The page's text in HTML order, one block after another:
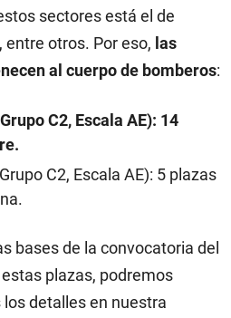
sectores está el de
, entre otros. Por eso, las
al cuerpo de bomberos:
C2, Escala AE): 14
C2, Escala AE): 5 plazas
bases de la convocatoria del
plazas, podremos
detalles en nuestra